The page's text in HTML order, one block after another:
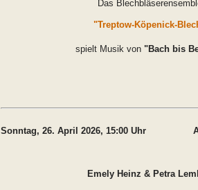
Das
"Treptow-Köpenick-
spielt Musik von "Bach bis
Sonntag, 26. April 2026, 15:00 Uhr
Emely Heinz & Petra